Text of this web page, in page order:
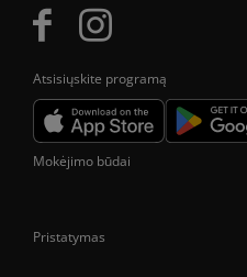
Atsisiųskite programą
Mokėjimo būdai
Pristatymas